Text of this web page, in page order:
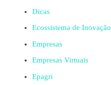
Dicas
Ecossistema de Inovação
Empresas
Empresas Virtuais
Epagri